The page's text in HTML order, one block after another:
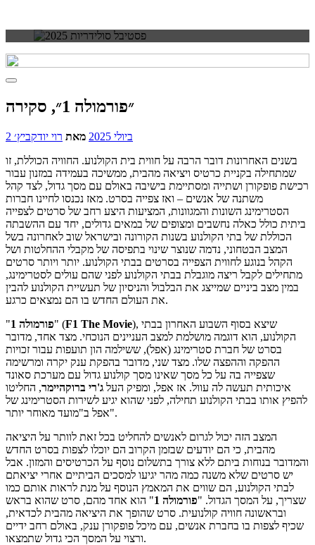
״פורמולה 1״, סקירה
2 ביולי 2025 מאת רוי יודקביץ׳
בשנים האחרונות דובר הרבה על חווית בית הקולנוע. החוויה הכוללת, זו
שמתחילה בקניית כרטיס ויציאה מהבית, ממשיכה בעמידה במזנון עבור
רכישת פופקורן ושתייה ומסתיימת בישיבה באולם עם מסך גדול, לצד קהל
משתנה של אנשים – ואז צפייה בסרט. מאז נכנסו לחיינו חברות
הסטרימינג השונות והמגוונות, המציעות היצע רחב של סרטים לצפייה
ביתית כולל כאלה נחשבים ומצופים של במאים גדולים, יחד עם ההשבתה
הכוללת של בתי הקולנוע בשנות הקורונה ובישראל שוב לאחרונה בשל
המצב הבטחוני, נדמה שנוצר שינוי בתפיסה של מקבלי ההחלטות ושל
הקהל בנוגע לחווית הצפייה בסרטים בבתי הקולנוע. יותר ויותר סרטים
מתחילים לקבל ריצה מוגבלת בבתי הקולנוע לפני שהם עולים לסטרימינג,
במין מצב ביניים שמייצג את הבלבול והניסיון של תעשיית הקולנוע להבין
את העולם החדש בו הם נמצאים כרגע.
"
פורמולה 1" (F1 The Movie), שיצא בסוף השבוע האחרון בבתי
הקולנוע, הוא דוגמה מושלמת למצב העניינים הנוכחי. מצד אחד, מדובר
בסרט של חברת סטרימינג (אפל), ששילמה הון תועפות עבור זכויות
ההפקה וההפצה שלו. מצד שני, מדובר בהפקת ענק יקרה ומרשימה
שצפייה בה על כל מסך שאינו מסך קולנוע גדול עם מערכת סאונד
איכותית תעשה לה עוול. אז אפל, ומפיק העל ג'רי ברוקהיימר, החליטו
להפיץ אותו בבתי הקולנוע תחילה, לפני שהוא יגיע לשירות הסטרימינג של
אפל ב"מועד מאוחר יותר".
המצב הזה יכול לגרום לאנשים להחליט בכל זאת לוותר על היציאה
מהבית, כי הם יודעים שבזמן הקרוב הם יוכלו לצפות בסרט החדש
והמדובר בנוחות ביתם ללא צורך בתשלום נוסף על הכרטיסים והמזון. אבל
יש סרטים שלא משנה כמה מהר יגיעו למסכים הביתיים אחרי יציאתם
לבתי הקולנוע, הם שווים את המאמץ הנוסף על מנת לראות אותם כמו
שצריך, על המסך הגדול. "פורמולה 1
" הוא אחד מהם, סרט שהוא בראש
ובראשונה חוויה קולנועית. סרט שהופך את היציאה מהבית לכדאית,
שכיף לצפות בו בחברת אנשים, עם מיכל פופקורן ענק, באולם רחב ידיים
ורצוי על המסך הכי גדול שתמצאו.